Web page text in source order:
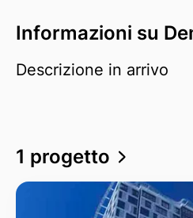
Informazioni su
Descrizione in arrivo
1 progetto